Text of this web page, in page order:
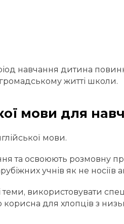
навчання дитина
громадському житті школи.
мови для
мови.
та освоюють розмовну
учнів як не носіїв
теми, використовувати
корисна для хлопців з